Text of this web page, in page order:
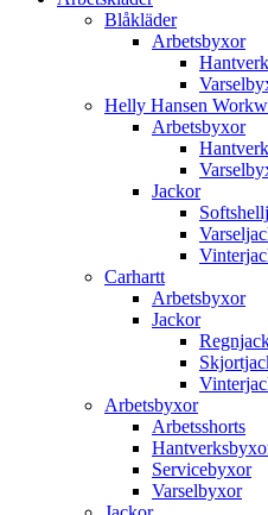
Blåkläder
Arbetsbyxor
Helly Hansen
Arbetsbyxor
Jackor
Carhartt
Arbetsbyxor
Jackor
Arbetsbyxor
Arbetsshorts
Servicebyxor
Varselbyxor